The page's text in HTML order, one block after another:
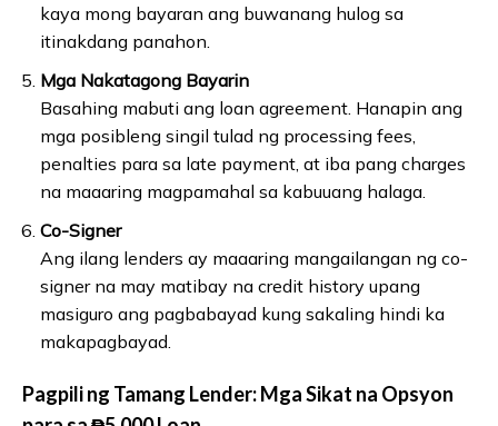
kaya mong bayaran ang buwanang hulog sa
itinakdang panahon.
Mga Nakatagong Bayarin
Basahing mabuti ang loan agreement. Hanapin ang
mga posibleng singil tulad ng processing fees,
penalties para sa late payment, at iba pang charges
na maaaring magpamahal sa kabuuang halaga.
Co-Signer
Ang ilang lenders ay maaaring mangailangan ng co-
signer na may matibay na credit history upang
masiguro ang pagbabayad kung sakaling hindi ka
makapagbayad.
Pagpili ng Tamang Lender: Mga Sikat na Opsyon